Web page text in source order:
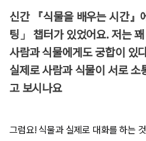
신간 『식물을 배우는 시간』
팅」 챕터가 있었어요. 저는
사람과 식물에게도 궁합이 있
실제로 사람과 식물이 서로 소
고 보시나요
그럼요! 식물과 실제로 대화를 하는